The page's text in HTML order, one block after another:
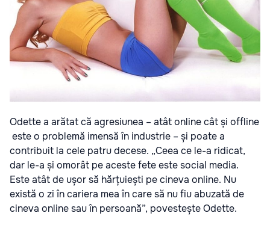
Odette a arătat că agresiunea – atât online cât și offline
este o problemă imensă în industrie – și poate a
contribuit la cele patru decese. „Ceea ce le-a ridicat,
dar le-a și omorât pe aceste fete este social media.
Este atât de ușor să hărțuiești pe cineva online. Nu
există o zi în cariera mea în care să nu fiu abuzată de
cineva online sau în persoană”, povestește Odette.